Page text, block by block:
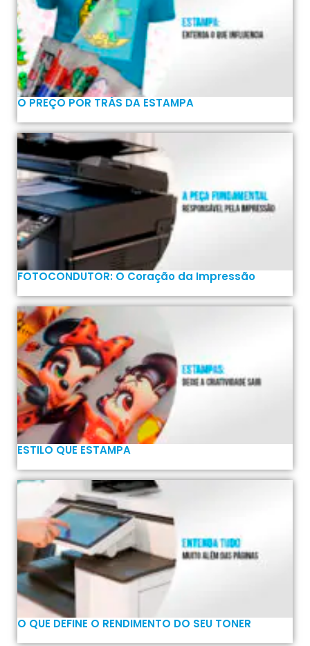
O PREÇO POR TRÁS DA ESTAMPA
FOTOCONDUTOR: O Coração da Impressão
ESTILO QUE ESTAMPA
O QUE DEFINE O RENDIMENTO DO SEU TONER